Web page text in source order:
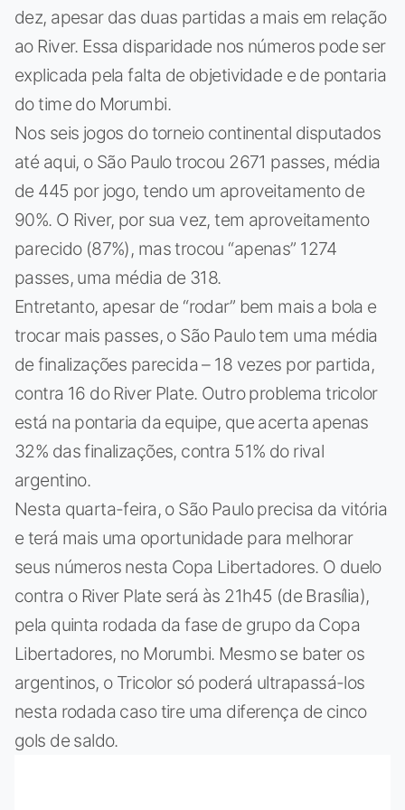
dez, apesar das duas partidas a mais em relação
ao River. Essa disparidade nos números pode ser
explicada pela falta de objetividade e de pontaria
do time do Morumbi.
Nos seis jogos do torneio continental disputados
até aqui, o São Paulo trocou 2671 passes, média
de 445 por jogo, tendo um aproveitamento de
90%. O River, por sua vez, tem aproveitamento
parecido (87%), mas trocou “apenas” 1274
passes, uma média de 318.
Entretanto, apesar de “rodar” bem mais a bola e
trocar mais passes, o São Paulo tem uma média
de finalizações parecida – 18 vezes por partida,
contra 16 do River Plate. Outro problema tricolor
está na pontaria da equipe, que acerta apenas
32% das finalizações, contra 51% do rival
argentino.
Nesta quarta-feira, o São Paulo precisa da vitória
e terá mais uma oportunidade para melhorar
seus números nesta Copa Libertadores. O duelo
contra o River Plate será às 21h45 (de Brasília),
pela quinta rodada da fase de grupo da Copa
Libertadores, no Morumbi. Mesmo se bater os
argentinos, o Tricolor só poderá ultrapassá-los
nesta rodada caso tire uma diferença de cinco
gols de saldo.